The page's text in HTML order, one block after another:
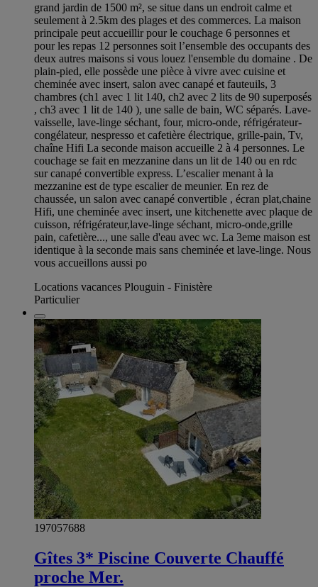
grand jardin de 1500 m², se situe dans un endroit calme et
seulement à 2.5km des plages et des commerces. La maison
principale peut accueillir pour le couchage 6 personnes et
pour les repas 12 personnes soit l’ensemble des occupants des
deux autres maisons si vous louez l'ensemble du domaine . De
plain-pied, elle possède une pièce à vivre avec cuisine et
cheminée avec insert, salon avec canapé et fauteuils, 3
chambres (ch1 avec 1 lit 140, ch2 avec 2 lits de 90 superposés
, ch3 avec 1 lit de 140 ), une salle de bain, WC séparés. Lave-
vaisselle, lave-linge séchant, four, micro-onde, réfrigérateur-
congélateur, nespresso et cafetière électrique, grille-pain, Tv,
chaîne Hifi La seconde maison accueille 2 à 4 personnes. Le
couchage se fait en mezzanine dans un lit de 140 ou en rdc
sur canapé convertible express. L’escalier menant à la
mezzanine est de type escalier de meunier. En rez de
chaussée, un salon avec canapé convertible , écran plat,chaine
Hifi, une cheminée avec insert, une kitchenette avec plaque de
cuisson, réfrigérateur,lave-linge séchant, micro-onde,grille
pain, cafetière..., une salle d'eau avec wc. La 3eme maison est
identique à la seconde mais sans cheminée et lave-linge. Nous
vous accueillons aussi po
Locations vacances Plouguin - Finistère
Particulier
197057688
Gîtes 3* Piscine Couverte Chauffé
proche Mer.